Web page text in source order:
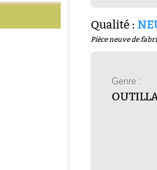
Qualité :
Pièce neuve de
Genre :
Prix : 16.67€ HT